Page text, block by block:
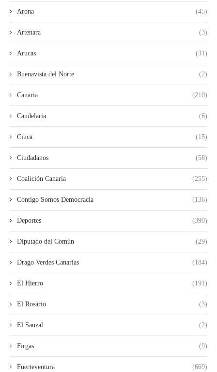
Arona (45)
Artenara (3)
Arucas (31)
Buenavista del Norte (2)
Canaria (210)
Candelaria (6)
Ciuca (15)
Ciudadanos (58)
Coalición Canaria (255)
Contigo Somos Democracia (136)
Deportes (390)
Diputado del Común (29)
Drago Verdes Canarias (184)
El Hierro (191)
El Rosario (3)
El Sauzal (2)
Firgas (9)
Fuerteventura (669)